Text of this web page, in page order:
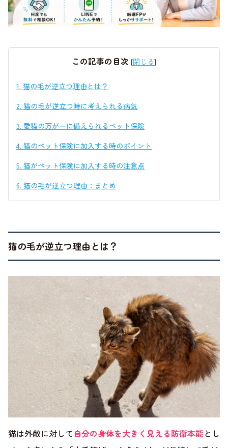
この記事の目次 [閉じる]
1. 猫の毛が逆立つ理由とは？
2. 猫の毛が逆立つ時に考えられる病気
3. 愛猫の万が一に備えられるペット保険
4. 猫のペット保険に加入する時のポイント
5. 猫がペット保険に加入する時の注意点
6. 猫の毛が逆立つ理由：まとめ
猫の毛が逆立つ理由とは？
猫は外敵に対して 自分の身体を大きく見える防衛本能とし